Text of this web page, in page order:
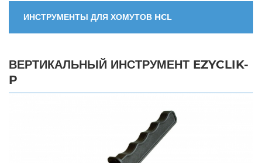
ИНСТРУМЕНТЫ ДЛЯ ХОМУТОВ HCL
ВЕРТИКАЛЬНЫЙ ИНСТРУМЕНТ EZYCLIK-
P